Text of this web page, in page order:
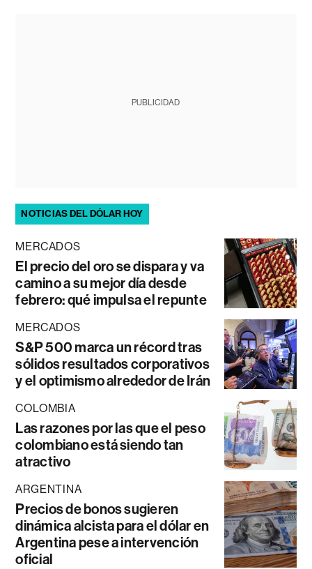
PUBLICIDAD
NOTICIAS DEL DÓLAR HOY
MERCADOS
El precio del oro se dispara y va
camino a su mejor día desde
febrero: qué impulsa el repunte
MERCADOS
S&P 500 marca un récord tras
sólidos resultados corporativos
y el optimismo alrededor de Irán
COLOMBIA
Las razones por las que el peso
colombiano está siendo tan
atractivo
ARGENTINA
Precios de bonos sugieren
dinámica alcista para el dólar en
Argentina pese a intervención
oficial